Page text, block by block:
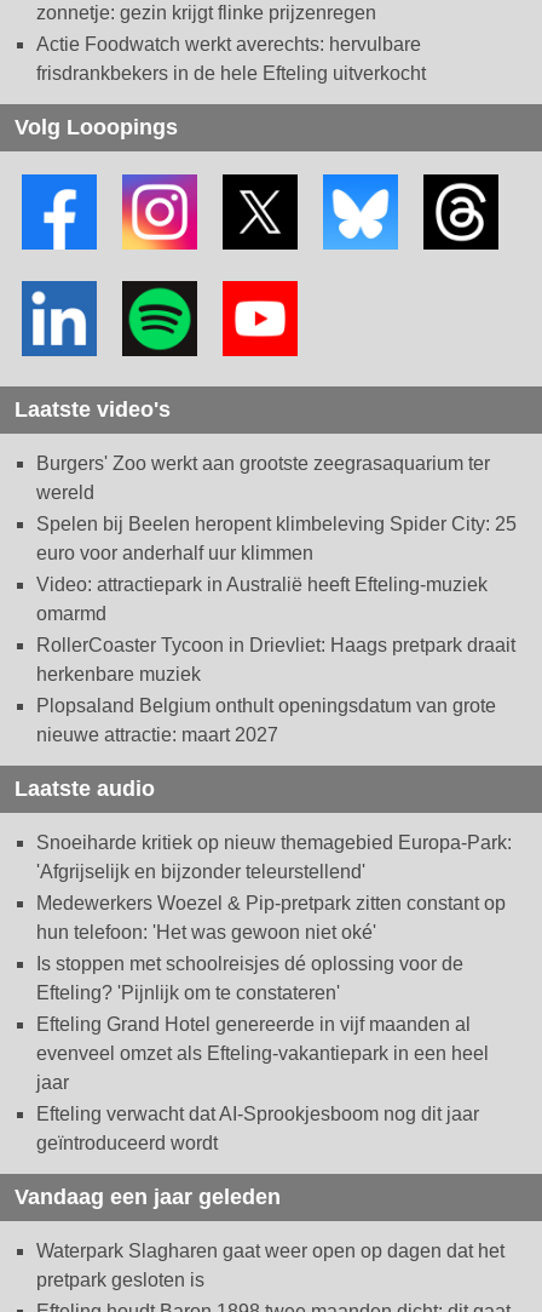
zonnetje: gezin krijgt flinke prijzenregen
Actie Foodwatch werkt averechts: hervulbare
frisdrankbekers in de hele Efteling uitverkocht
Volg Looopings
Laatste video's
Burgers' Zoo werkt aan grootste zeegrasaquarium ter
wereld
Spelen bij Beelen heropent klimbeleving Spider City: 25
euro voor anderhalf uur klimmen
Video: attractiepark in Australië heeft Efteling-muziek
omarmd
RollerCoaster Tycoon in Drievliet: Haags pretpark draait
herkenbare muziek
Plopsaland Belgium onthult openingsdatum van grote
nieuwe attractie: maart 2027
Laatste audio
Snoeiharde kritiek op nieuw themagebied Europa-Park:
'Afgrijselijk en bijzonder teleurstellend'
Medewerkers Woezel & Pip-pretpark zitten constant op
hun telefoon: 'Het was gewoon niet oké'
Is stoppen met schoolreisjes dé oplossing voor de
Efteling? 'Pijnlijk om te constateren'
Efteling Grand Hotel genereerde in vijf maanden al
evenveel omzet als Efteling-vakantiepark in een heel
jaar
Efteling verwacht dat AI-Sprookjesboom nog dit jaar
geïntroduceerd wordt
Vandaag een jaar geleden
Waterpark Slagharen gaat weer open op dagen dat het
pretpark gesloten is